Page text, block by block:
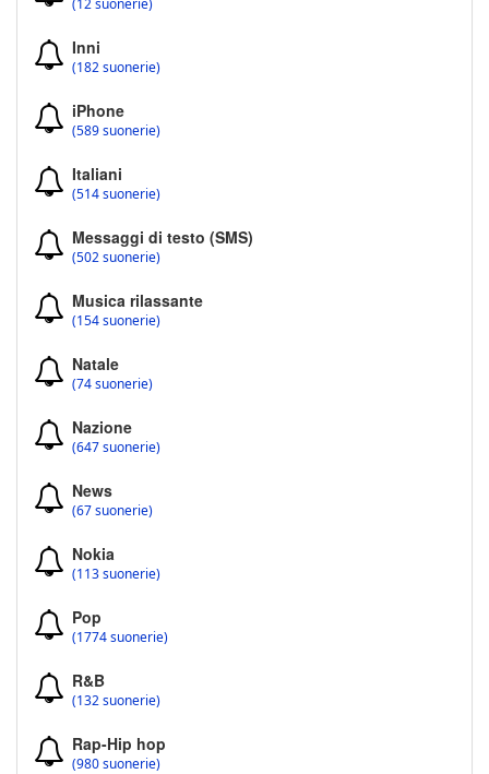
(12 suonerie)
Inni
(182 suonerie)
iPhone
(589 suonerie)
Italiani
(514 suonerie)
Messaggi di testo (SMS)
(502 suonerie)
Musica rilassante
(154 suonerie)
Natale
(74 suonerie)
Nazione
(647 suonerie)
News
(67 suonerie)
Nokia
(113 suonerie)
Pop
(1774 suonerie)
R&B
(132 suonerie)
Rap-Hip hop
(980 suonerie)